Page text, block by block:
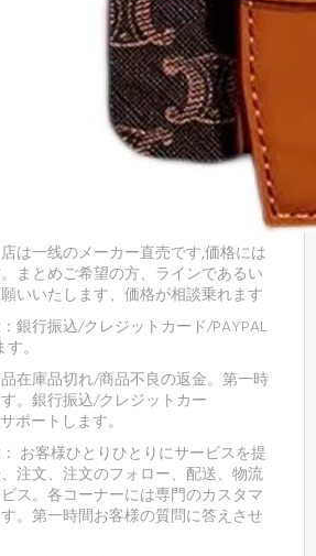
店は一线のメーカー直売です,価格には
まとめご希望の方、ラインであるい
いいたします、価格が相談乗れます
：銀行振込/クレジットカード/PAYPAL
。
品在庫品切れ/商品不良の返金。第一時
。銀行振込/クレジットカー
ポートします。
： お客様ひとりひとりにサービスを提
注文、注文のフォロー、配送、物流
ス。各コーナーには専門のカスタマ
。第一時間お客様の質問に答えさせ